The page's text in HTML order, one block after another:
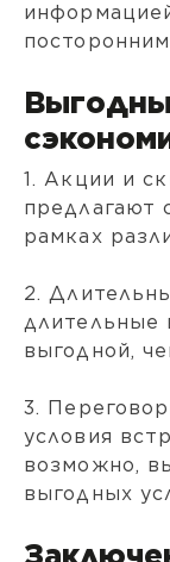
1. Акции и
предлагают
рамках
2.
длительные
выгодной,
3.
условия
возможно,
выгодных